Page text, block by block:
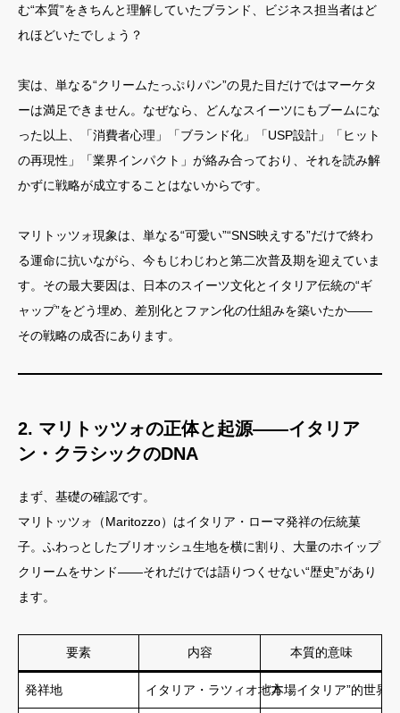
む“本質”をきちんと理解していたブランド、ビジネス担当者はど
れほどいたでしょう？
実は、単なる“クリームたっぷりパン”の見た目だけではマーケタ
ーは満足できません。なぜなら、どんなスイーツにもブームにな
った以上、「消費者心理」「ブランド化」「USP設計」「ヒット
の再現性」「業界インパクト」が絡み合っており、それを読み解
かずに戦略が成立することはないからです。
マリトッツォ現象は、単なる“可愛い”“SNS映えする”だけで終わ
る運命に抗いながら、今もじわじわと第二次普及期を迎えていま
す。その最大要因は、日本のスイーツ文化とイタリア伝統の“ギ
ャップ”をどう埋め、差別化とファン化の仕組みを築いたか――
その戦略の成否にあります。
2. マリトッツォの正体と起源――イタリア
ン・クラシックのDNA
まず、基礎の確認です。
マリトッツォ（Maritozzo）はイタリア・ローマ発祥の伝統菓
子。ふわっとしたブリオッシュ生地を横に割り、大量のホイップ
クリームをサンド――それだけでは語りつくせない“歴史”があり
ます。
要素 内容 本質的意味
発祥地 イタリア・ラツィオ地方“本場イタリア”的世界